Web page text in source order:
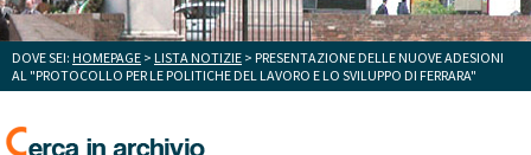
DOVE SEI: HOMEPAGE > LISTA NOTIZIE > PRESENTAZIONE DELLE NUOVE ADESIONI
AL "PROTOCOLLO PER LE POLITICHE DEL LAVORO E LO SVILUPPO DI FERRARA"